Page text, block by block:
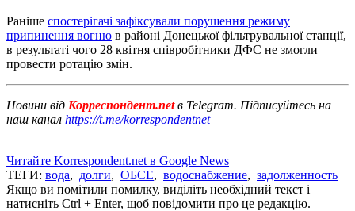
Раніше спостерігачі зафіксували порушення режиму
припинення вогню в районі Донецької фільтрувальної станції,
в результаті чого 28 квітня співробітники ДФС не змогли
провести ротацію змін.
Новини від Корреспондент.netв Telegram. Підписуйтесь на
наш канал https://t.me/korrespondentnet
Читайте Korrespondent.net в Google News
ТЕГИ: вода, долги, ОБСЕ, водоснабжение, задолженность
Якщо ви помітили помилку, виділіть необхідний текст і
натисніть Ctrl + Enter, щоб повідомити про це редакцію.